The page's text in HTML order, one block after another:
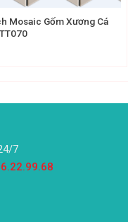
Mosaic Gốm Xương Cá
7